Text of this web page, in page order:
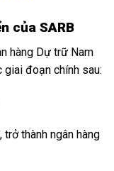
của SARB
hàng Dự trữ Nam
đoạn chính sau:
thành ngân hàng